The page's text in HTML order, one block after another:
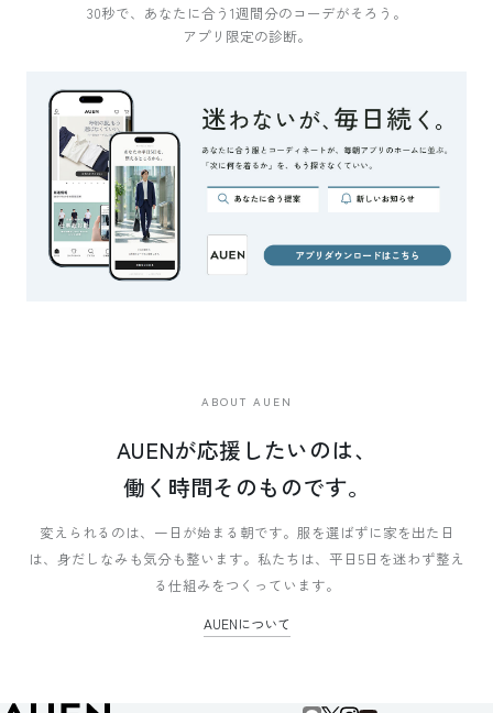
30秒で、あなたに合う1週間分のコーデがそろう。
アプリ限定の診断。
ABOUT AUEN
AUENが応援したいのは、
働く時間そのものです。
変えられるのは、一日が始まる朝です。 服を選ばずに家を出た日
は、身だしなみも気分も整います。 私たちは、平日5日を迷わず整え
る仕組みをつくっています。
AUENについて